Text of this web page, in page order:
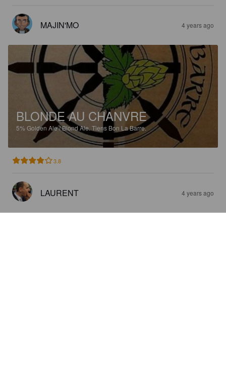
MAJIN'MO 4 years ago
BLONDE AU CHANVRE
5% Golden Ale / Blond Ale. Tiens Bon La Barre.
3.8
LAURENT 4 years ago